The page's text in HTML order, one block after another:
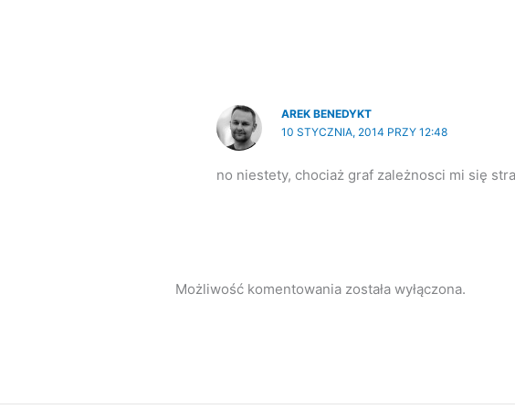
AREK BENEDYKT
10 STYCZNIA, 2014 PRZY 12:48
no niestety, chociaż graf zależnosci mi się
Możliwość komentowania została wyłączona.